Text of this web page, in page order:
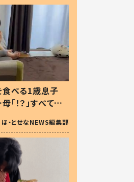
食べる1歳息子
！？」すべてを
愛いから許
ほ・とせなNEWS編集部